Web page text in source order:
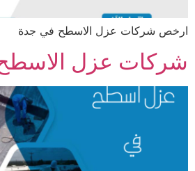
ارخص شركات عزل الاسطح في جدة
شركات عزل